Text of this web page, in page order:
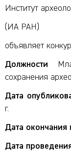
Институт
(ИА РАН)
объявляет
Должности
сохранения
Дата
г.
Дата окончания
Дата